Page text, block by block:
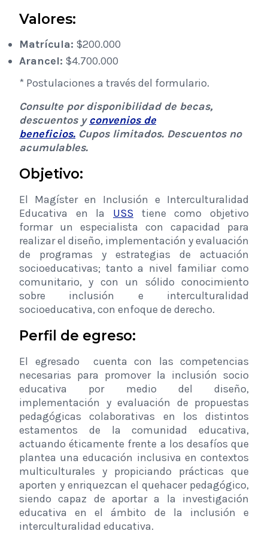
Valores:
Matrícula: $200.000
Arancel: $4.700.000
* Postulaciones a través del formulario.
Consulte por disponibilidad de becas,
descuentos yconvenios de
beneficios. Cupos limitados. Descuentos no
acumulables.
Objetivo:
El Magíster en Inclusión e Interculturalidad
Educativa en la USS tiene como objetivo
formar un especialista con capacidad para
realizar el diseño, implementación y evaluación
de programas y estrategias de actuación
socioeducativas; tanto a nivel familiar como
comunitario, y con un sólido conocimiento
sobre inclusión e interculturalidad
socioeducativa, con enfoque de derecho.
Perfil de egreso:
El egresado cuenta con las competencias
necesarias para promover la inclusión socio
educativa por medio del diseño,
implementación y evaluación de propuestas
pedagógicas colaborativas en los distintos
estamentos de la comunidad educativa,
actuando éticamente frente a los desafíos que
plantea una educación inclusiva en contextos
multiculturales y propiciando prácticas que
aporten y enriquezcan el quehacer pedagógico,
siendo capaz de aportar a la investigación
educativa en el ámbito de la inclusión e
interculturalidad educativa.